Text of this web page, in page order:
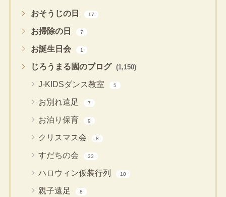
おそうじの日 17
お掃除の日 7
お誕生日会 1
じろうまる園のブログ (1,150)
J-KIDSダンス教室 5
お別れ遠足 7
お泊り保育 9
クリスマス会 8
すだちの会 33
ハロウィン仮装行列 10
親子遠足 8